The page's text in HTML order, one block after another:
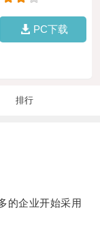
PC下载
排行
企业开始采用